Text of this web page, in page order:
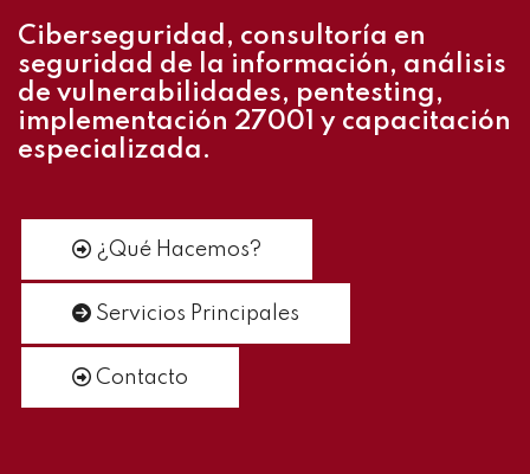
Ciberseguridad, consultoría en
seguridad de la información, análisis
de vulnerabilidades, pentesting,
implementación 27001 y capacitación
especializada.
¿Qué Hacemos?
Servicios Principales
Contacto